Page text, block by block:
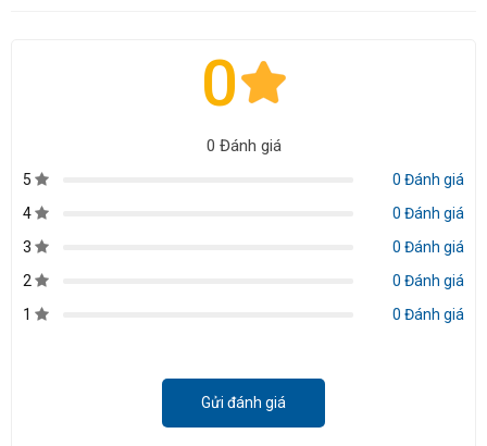
0
0 Đánh giá
5
0 Đánh giá
4
0 Đánh giá
3
0 Đánh giá
2
0 Đánh giá
1
0 Đánh giá
Gửi đánh giá